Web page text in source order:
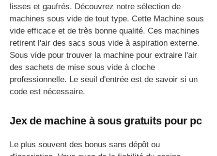
lisses et gaufrés. Découvrez notre sélection de
machines sous vide de tout type. Cette Machine sous
vide efficace et de très bonne qualité. Ces machines
retirent l'air des sacs sous vide à aspiration externe.
Sous vide pour trouver la machine pour extraire l'air
des sachets de mise sous vide à cloche
professionnelle. Le seuil d'entrée est de savoir si un
code est nécessaire.
Jex de machine à sous gratuits pour pc
Le plus souvent des bonus sans dépôt ou